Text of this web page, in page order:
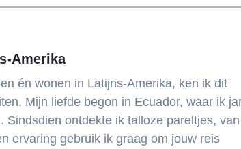
Amerika
én wonen in Latijns-Amerika, ken ik dit
Mijn liefde begon in Ecuador, waar ik
Sindsdien ontdekte ik talloze pareltjes, van
ervaring gebruik ik graag om jouw reis